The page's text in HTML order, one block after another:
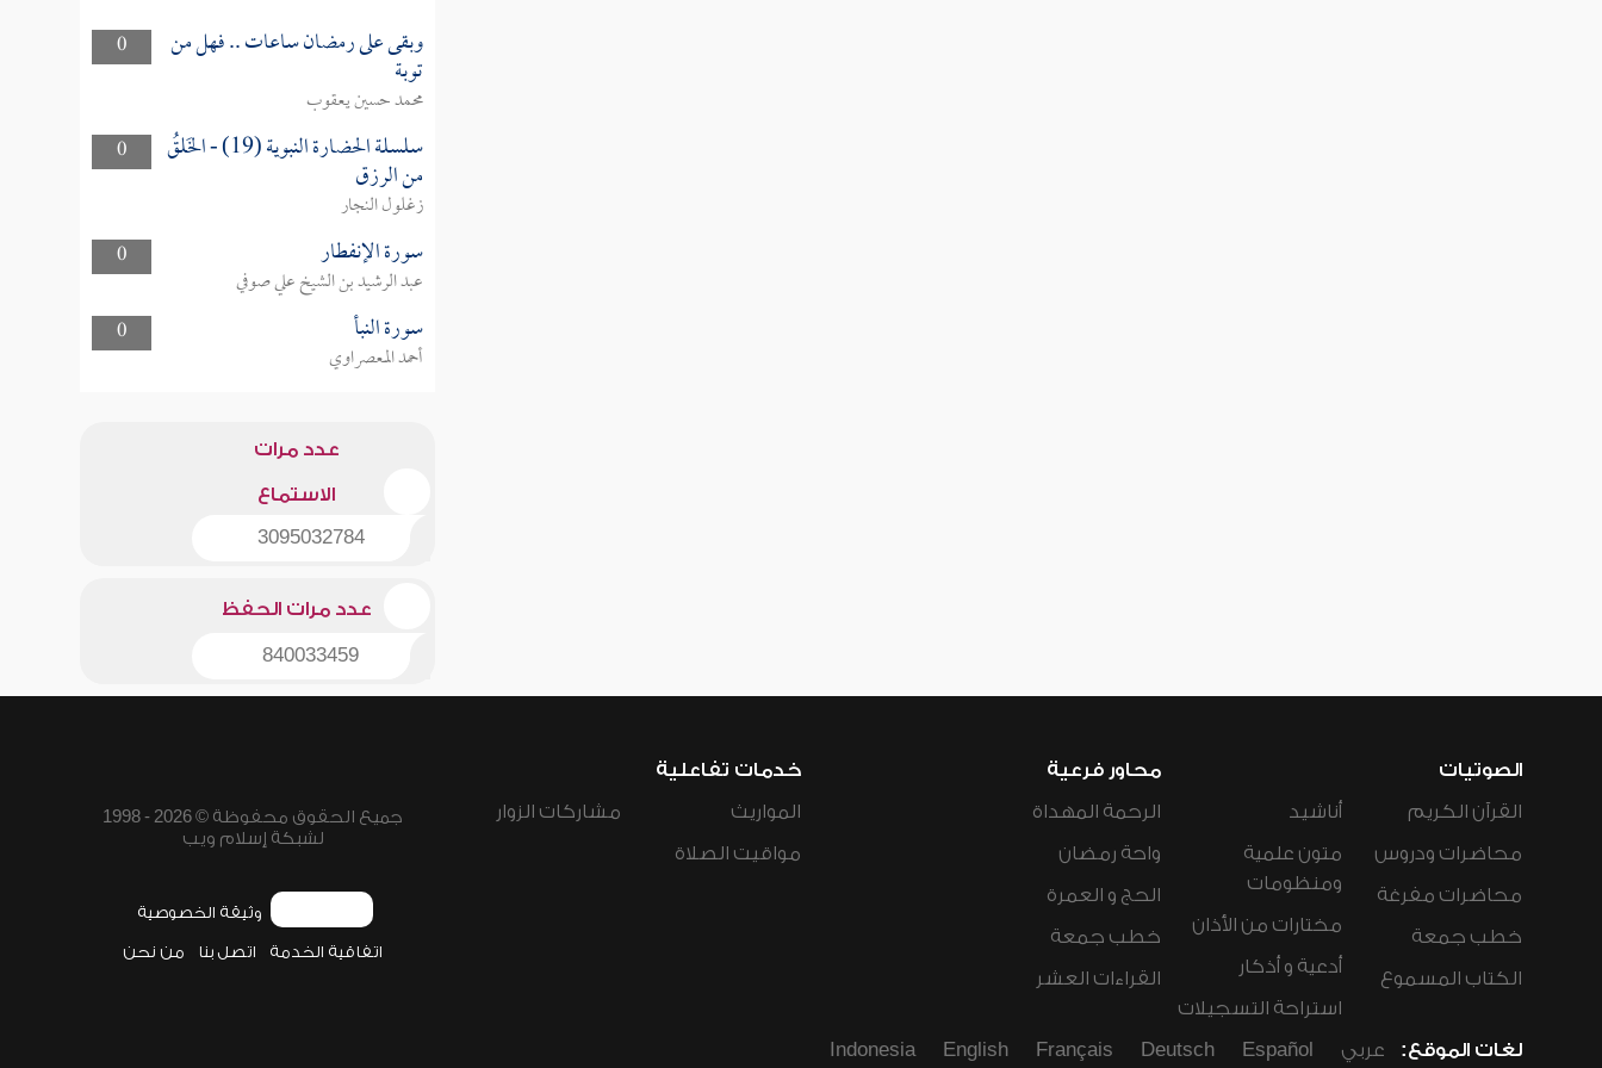
0 وبقى على رمضان ساعات .. فهل من
توبة
محمد حسين يعقوب
0
سلسلة الحضارة النبوية (19) - الخَلقُ
من الرزق
زغلول النجار
0
سورة الإنفطار
عبد الرشيد بن الشيخ علي صوفي
0
سورة النبأ
أحمد المعصراوي
عدد مرات
الاستماع
3095032784
عدد مرات الحفظ
840033459
الصوتيات
القرآن الكريم
محاضرات ودروس
محاضرات مفرغة
خطب جمعة
الكتاب المسموع
أناشيد
متون علمية
ومنظومات
مختارات من الأذان
أدعية و أذكار
استراحة التسجيلات
محاور فرعية
الرحمة المهداة
واحة رمضان
الحج و العمرة
خطب جمعة
القراءات العشر
خدمات تفاعلية
المواريث
مواقيت الصلاة
مشاركات الزوار
جميع الحقوق محفوظة © 2026 - 1998
لشبكة إسلام ويب
وثيقة الخصوصية
اتفاقية الخدمة اتصل بنا من نحن
لغات الموقع: عربي Español
Deutsch
Français
English
Indonesia